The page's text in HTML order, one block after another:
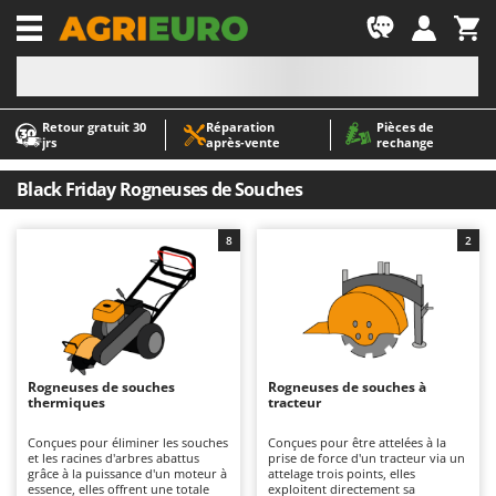
Retour gratuit 30
jrs
Réparation
après‑vente
Pièces de
rechange
-1
A
Abris de jardin
Accessoires pour tracteurs tondeuses autoportés
Aérateurs Scarificateurs pour gazon
Arracheuses de pommes de terre pour tracteur
Aspirateurs - Balais Électriques
Aspirateurs à cendres
Aspirateurs à feuilles sur roues
Aspirateurs de piscine
Aspirateurs Multifonctions
Atomiseurs agricoles pour tracteurs
Atomiseurs pour traitements
A
AgriEuro Premium
AgriEuro TOP-LINE
Airmec
AL-KO
ALA 2000
Alce
Alpina
Ama
Black Friday Rogneuses de Souches
Rogneuses de souches
thermiques
Conçues pour éliminer les souches
et les racines d'arbres abattus
grâce à la puissance d'un moteur à
essence, elles offrent une totale
8
Rogneuses de souches à
tracteur
Conçues pour être attelées à la
prise de force d'un tracteur via un
attelage trois points, elles
exploitent directement sa
2